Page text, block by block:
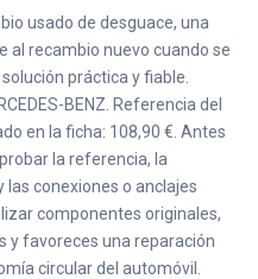
usado de desguace, una
recambio nuevo cuando se
práctica y fiable.
BENZ. Referencia del
en la ficha: 108,90 €. Antes
la referencia, la
conexiones o anclajes
componentes originales,
y favoreces una reparación
circular del automóvil.